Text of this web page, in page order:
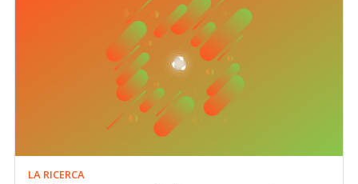
LA RICERCA